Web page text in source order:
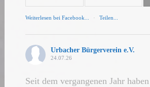
Weiterlesen bei Facebook... · Teilen...
Urbacher Bürgerverein e.V.
24.07.26
Seit dem vergangenen Jahr